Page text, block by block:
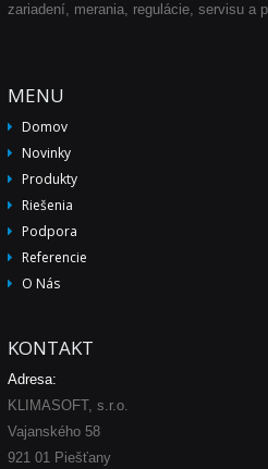
zariadení, merania, regulácie, servisu a
MENU
Domov
Novinky
Produkty
Riešenia
Podpora
Referencie
O Nás
KONTAKT
Adresa:
KLIMASOFT, s.r.o.
Vajanského 58
921 01 Piešťany